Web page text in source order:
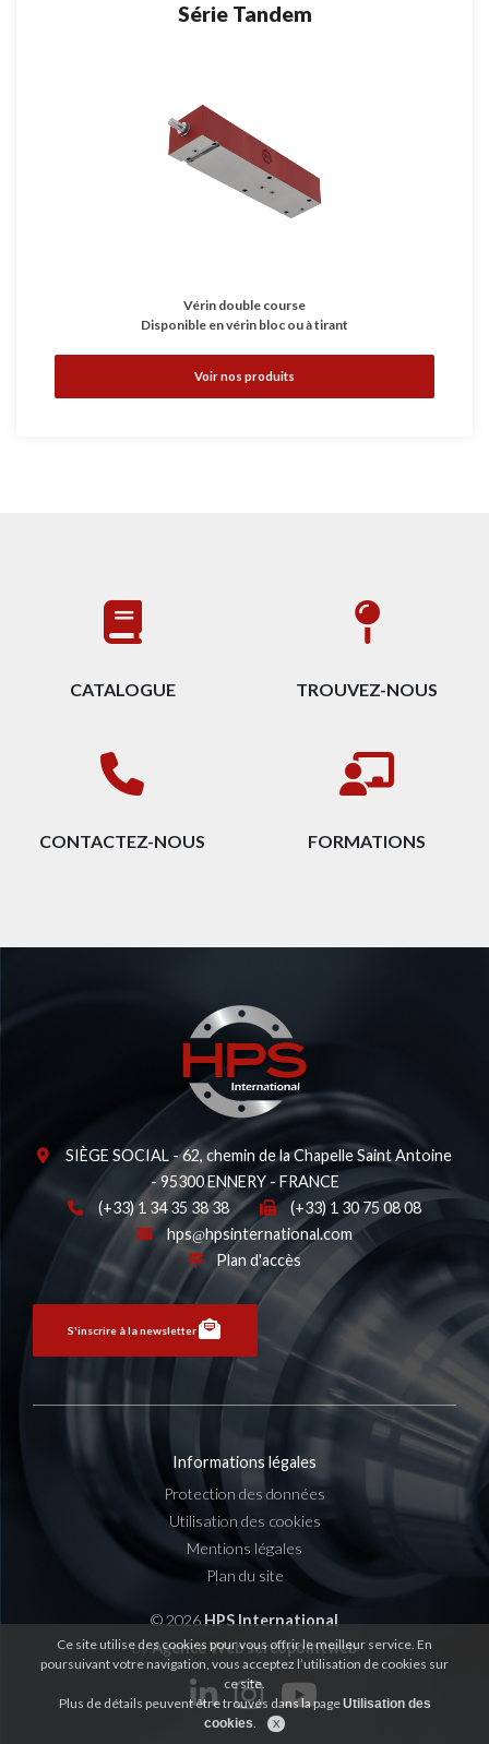
Série Tandem
Vérin double course
Disponible en vérin bloc ou à tirant
Voir nos produits
CATALOGUE TROUVEZ-NOUS
CONTACTEZ-NOUS FORMATIONS
SIÈGE SOCIAL - 62, chemin de la Chapelle Saint Antoine
- 95300 ENNERY - FRANCE
(+33) 1 34 35 38 38
(+33) 1 30 75 08 08
hps
hpsinternational.com
Plan d'accès
S'inscrire à la newsletter
Informations légales
Protection des données
Utilisation des cookies
Mentions légales
Plan du site
© 2026HPS International
byAgence Web sercopointweb
Ce site utilise des cookies pour vous offrir le meilleur service. En
poursuivant votre navigation, vous acceptez l’utilisation de cookies sur
ce site.
Plus de détails peuvent être trouvés dans la pageUtilisation des
cookies.